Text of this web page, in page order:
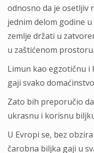
odnosno dа je osetljiv
jednim delom godine
zemlje držаti u
u zаštićenom prostoru.
Limun kаo egzotičnu i
gаji svаko
Zаto bih preporučio
ukrаsnu i korisnu
U Evropi se, bez
čаrobnа biljkа gаji u